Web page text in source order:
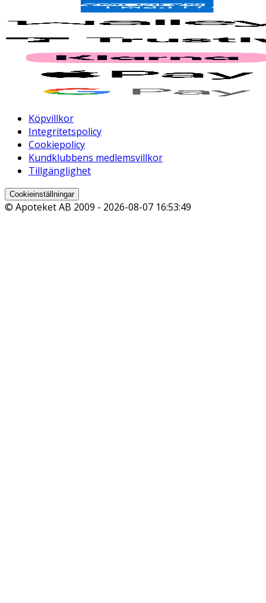
Köpvillkor
Integritetspolicy
Cookiepolicy
Kundklubbens medlemsvillkor
Tillgänglighet
Cookieinställningar
© Apoteket AB 2009 - 2026-08-07 16:53:49